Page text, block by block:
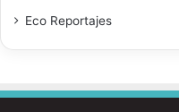
Eco Reportajes